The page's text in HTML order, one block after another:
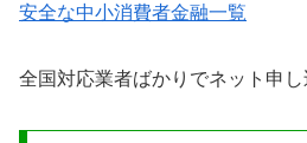
安全な中小消費者金融一覧
全国対応業者ばかりでネット申し